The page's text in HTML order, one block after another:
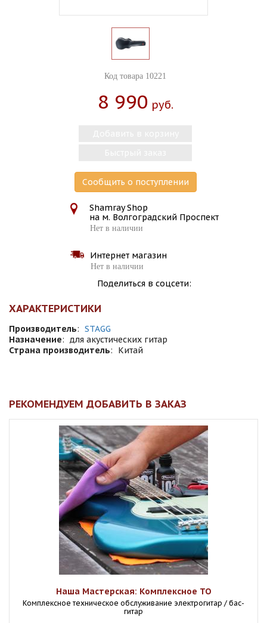
Код товара 10221
8 990 Руб.
Сообщить о поступлении
Shamray Shop
на м. Волгоградский Проспект
Нет в наличии
Интернет магазин
Нет в наличии
Поделиться в соцсети:
ХАРАКТЕРИСТИКИ
Производитель: STAGG
Назначение: для акустических гитар
Страна производитель: Китай
РЕКОМЕНДУЕМ ДОБАВИТЬ В ЗАКАЗ
Наша Мастерская: Комплексное ТО
Комплексное техническое обслуживание электрогитар / бас-
гитар